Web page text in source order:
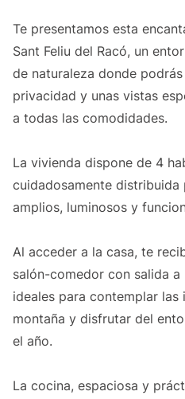
Te presentamos esta
Sant Feliu del Racó, un
de naturaleza donde
privacidad y unas vistas
a todas las comodidades.
La vivienda dispone de 4
cuidadosamente
amplios, luminosos y
Al acceder a la casa, te
salón-comedor con salida
ideales para contemplar las
montaña y disfrutar del
el año.
La cocina, espaciosa y